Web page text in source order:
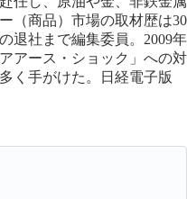
（商品）市場の取材歴は30
退社まで編集委員。2009年
アース・ショック」への対
く手がけた。日経電子版